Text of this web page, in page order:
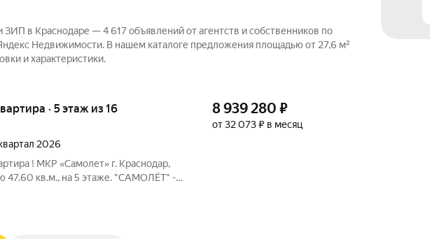
в Краснодаре — 4 617 объявлений от агентств и собственников по
Недвижимости. В нашем каталоге предложения площадью от 27,6 м²
и характеристики.
· 5 этаж из 16
2026
! МКР «Самолет» г. Краснодар,
47.60 кв.м., на 5 этаже. "САМОЛЁТ" -
районе Западного Обхода.
8 939 280 ₽
от 32 073 ₽ в месяц